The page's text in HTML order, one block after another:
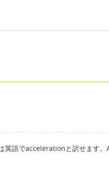
語でaccelerationと訳せます